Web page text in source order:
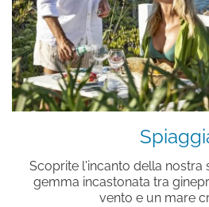
Scoprite l'incanto della nostra
gemma incastonata tra
vento e un mare